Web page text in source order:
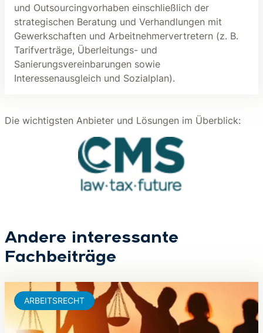
und Outsourcingvorhaben einschließlich der
strategischen Beratung und Verhandlungen mit
Gewerkschaften und Arbeitnehmervertretern (z. B.
Tarifverträge, Überleitungs- und
Sanierungsvereinbarungen sowie
Interessenausgleich und Sozialplan).
Die wichtigsten Anbieter und Lösungen im Überblick:
Andere interessante
Fachbeiträge
ARBEITSRECHT